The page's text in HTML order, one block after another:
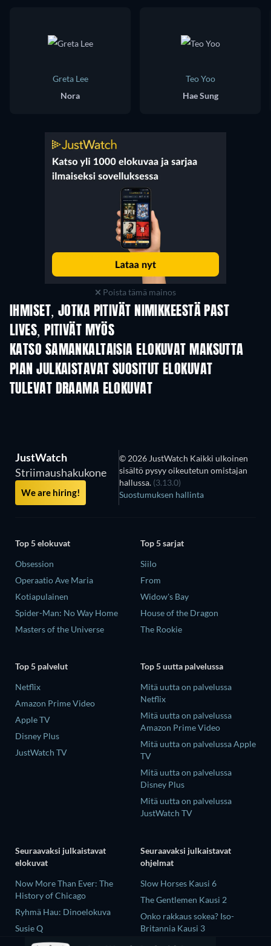
Greta Lee
Nora
Teo Yoo
Hae Sung
Poista tämä mainos
IHMISET, JOTKA PITIVÄT NIMIKKEESTÄ PAST
LIVES, PITIVÄT MYÖS
KATSO SAMANKALTAISIA ELOKUVAT MAKSUTTA
PIAN JULKAISTAVAT SUOSITUT ELOKUVAT
TULEVAT DRAAMA ELOKUVAT
JustWatch
Striimaushakukone
We are hiring!
© 2026 JustWatch Kaikki ulkoinen
sisältö pysyy oikeutetun omistajan
hallussa. (3.13.0)
Suostumuksen hallinta
Top 5 elokuvat
Obsession
Operaatio Ave Maria
Kotiapulainen
Spider-Man: No Way Home
Masters of the Universe
Top 5 sarjat
Siilo
From
Widow's Bay
House of the Dragon
The Rookie
Top 5 palvelut
Netflix
Amazon Prime Video
Apple TV
Disney Plus
JustWatch TV
Top 5 uutta palvelussa
Mitä uutta on palvelussa
Netflix
Mitä uutta on palvelussa
Amazon Prime Video
Mitä uutta on palvelussa Apple
TV
Mitä uutta on palvelussa
Disney Plus
Mitä uutta on palvelussa
JustWatch TV
Seuraavaksi julkaistavat
elokuvat
Now More Than Ever: The
History of Chicago
Ryhmä Hau: Dinoelokuva
Susie Q
Seuraavaksi julkaistavat
ohjelmat
Slow Horses Kausi 6
The Gentlemen Kausi 2
Onko rakkaus sokea? Iso-
Britannia Kausi 3